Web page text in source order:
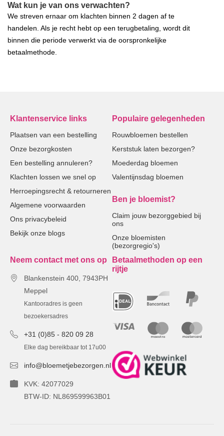
Wat kun je van ons verwachten?
We streven ernaar om klachten binnen 2 dagen af te
handelen. Als je recht hebt op een terugbetaling, wordt dit
binnen die periode verwerkt via de oorspronkelijke
betaalmethode.
Klantenservice links
Plaatsen van een bestelling
Onze bezorgkosten
Een bestelling annuleren?
Klachten lossen we snel op
Herroepingsrecht & retourneren
Algemene voorwaarden
Ons privacybeleid
Bekijk onze blogs
Populaire gelegenheden
Rouwbloemen bestellen
Kerststuk laten bezorgen?
Moederdag bloemen
Valentijnsdag bloemen
Ben je bloemist?
Claim jouw bezorggebied bij
ons
Onze bloemisten
(bezorgregio's)
Neem contact met ons op
Blankenstein 400, 7943PH
Meppel
Kantooradres is geen
bezoekersadres
+31 (0)85 - 820 09 28
Elke dag bereikbaar tot 17u00
info@bloemetjebezorgen.nl
KVK: 42077029
BTW-ID: NL869599963B01
Betaalmethoden op een
rijtje